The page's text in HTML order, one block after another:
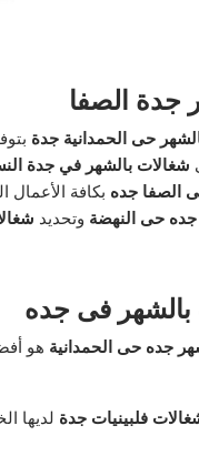
جدة الصفا
حى الحمدانية جدة
شغالات بالشهر في جدة
الصفا جده بكافة
حى النهضة وتحديد
فى جده
جده حى الحمدانية هو
فلبينيات جدة لديها